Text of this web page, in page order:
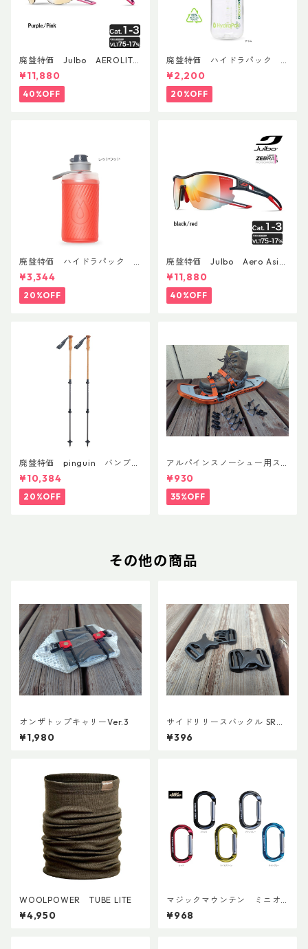
廃盤特価 Julbo AEROLITE
AsianFit
¥11,880
40%OFF
廃盤特価 ハイドラパック
リーコン ツイスト＆シップ 50
0ml
¥2,200
20%OFF
廃盤特価 ハイドラパック
フラックス 750ml
¥3,344
20%OFF
廃盤特価 Julbo Aero Asia
nFit
¥11,880
40%OFF
廃盤特価 pinguin バンブー
FLフォーム(ペア)
¥10,384
20%OFF
アルパインスノーシュー用ス
トラップキャッチ(ペア)
¥930
35%OFF
その他の商品
オンザトップキャリーVer.3
¥1,980
サイドリリースバックル SRG
MD 両引き 20mm (２個)
¥396
WOOLPOWER TUBE LITE
¥4,950
マジックマウンテン ミニオ
ーバルビナー
¥968